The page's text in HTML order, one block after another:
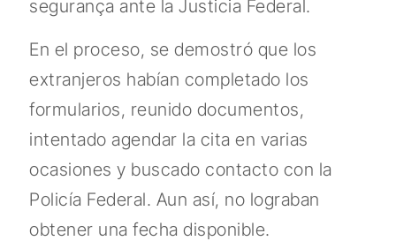
segurança ante la Justicia Federal.
En el proceso, se demostró que los
extranjeros habían completado los
formularios, reunido documentos,
intentado agendar la cita en varias
ocasiones y buscado contacto con la
Policía Federal. Aun así, no lograban
obtener una fecha disponible.